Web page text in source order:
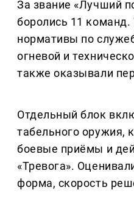
За звание «Лучший
боролись 11 команд.
нормативы по
огневой и
также оказывали
Отдельный блок
табельного оружия,
боевые приёмы и
«Тревога».
форма, скорость